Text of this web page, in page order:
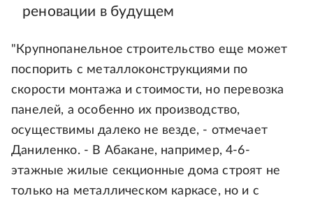
реновации в будущем
"Крупнопанельное строительство еще может
поспорить с металлоконструкциями по
скорости монтажа и стоимости, но перевозка
панелей, а особенно их производство,
осуществимы далеко не везде, - отмечает
Даниленко. - В Абакане, например, 4-6-
этажные жилые секционные дома строят не
только на металлическом каркасе, но и с